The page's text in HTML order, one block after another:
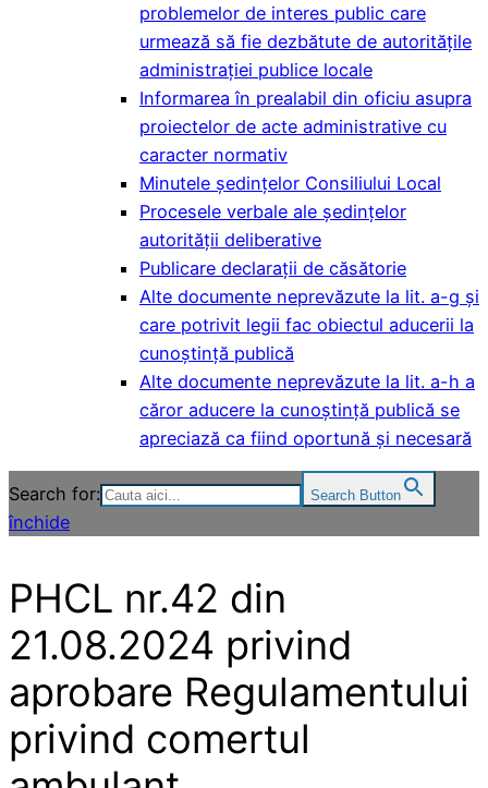
problemelor de interes public care
urmează să fie dezbătute de autoritățile
administrației publice locale
Informarea în prealabil din oficiu asupra
proiectelor de acte administrative cu
caracter normativ
Minutele şedinţelor Consiliului Local
Procesele verbale ale ședințelor
autorității deliberative
Publicare declarații de căsătorie
Alte documente neprevăzute la lit. a-g și
care potrivit legii fac obiectul aducerii la
cunoștință publică
Alte documente neprevăzute la lit. a-h a
căror aducere la cunoștință publică se
apreciază ca fiind oportună și necesară
Search for: Search Button
închide
PHCL nr.42 din
21.08.2024 privind
aprobare Regulamentului
privind comertul